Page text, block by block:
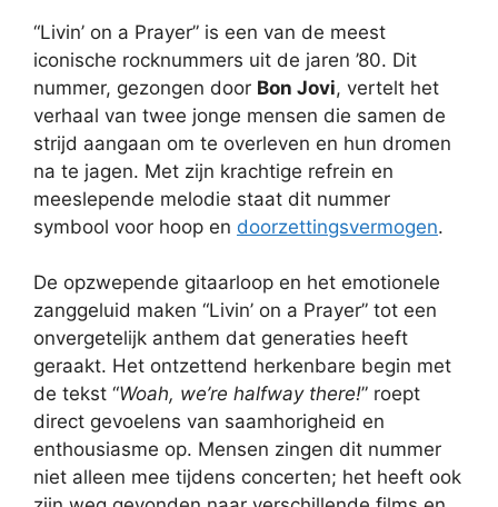
“Livin’ on a Prayer” is een van de meest
iconische rocknummers uit de jaren ’80. Dit
nummer, gezongen door Bon Jovi, vertelt het
verhaal van twee jonge mensen die samen de
strijd aangaan om te overleven en hun dromen
na te jagen. Met zijn krachtige refrein en
meeslepende melodie staat dit nummer
symbool voor hoop en doorzettingsvermogen.
De opzwepende gitaarloop en het emotionele
zanggeluid maken “Livin’ on a Prayer” tot een
onvergetelijk anthem dat generaties heeft
geraakt. Het ontzettend herkenbare begin met
de tekst “Woah, we’re halfway there!” roept
direct gevoelens van saamhorigheid en
enthousiasme op. Mensen zingen dit nummer
niet alleen mee tijdens concerten; het heeft ook